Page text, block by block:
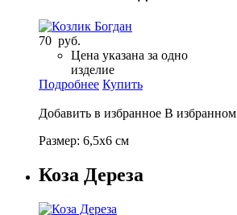
70 руб.
Цена указана за одно
изделие
Подробнее Купить
Добавить в избранное В избранном
Размер: 6,5х6 см
Коза Дереза